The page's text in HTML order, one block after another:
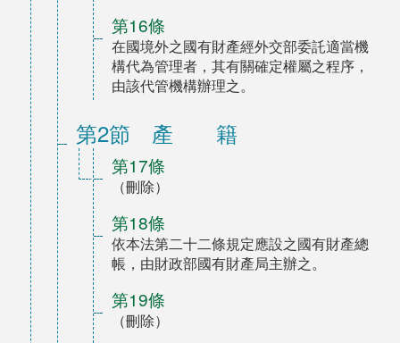
第16條
在國境外之國有財產經外交部委託適當機
構代為管理者，其有關確定權屬之程序，
由該代管機構辦理之。
第2節 產 籍
第17條
（刪除）
第18條
依本法第二十二條規定應設之國有財產總
帳，由財政部國有財產局主辦之。
第19條
（刪除）